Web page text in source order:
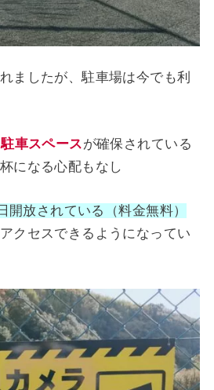
ましたが、駐車場は今でも利
車スペースが確保されている
になる心配もなし
開放されている（料金無料）
クセスできるようになってい